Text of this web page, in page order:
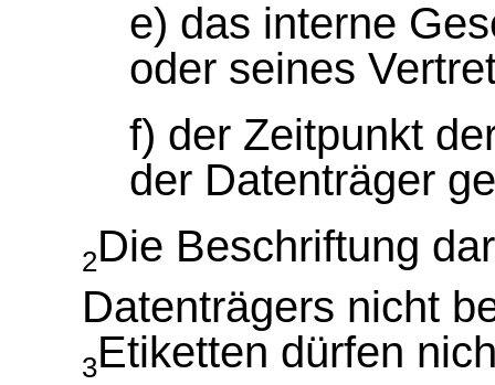
e) das interne
oder seines
f) der Zeitpunkt
der Datenträger
2Die Beschriftung
Datenträgers nicht
3Etiketten dürfen